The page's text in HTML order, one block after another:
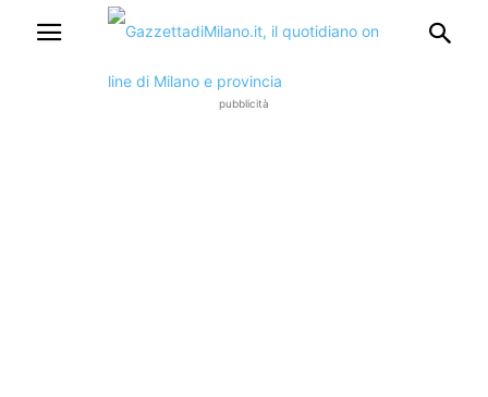
pubblicità